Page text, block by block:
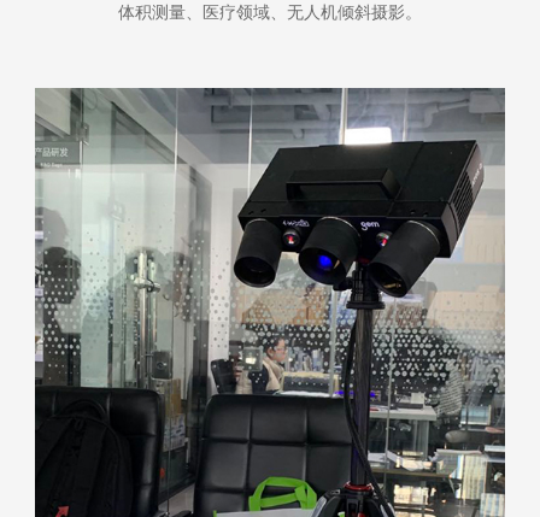
体积测量、医疗领域、无人机倾斜摄影。